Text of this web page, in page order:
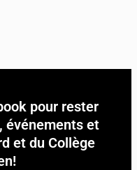
pour rester
événements et
et du Collège